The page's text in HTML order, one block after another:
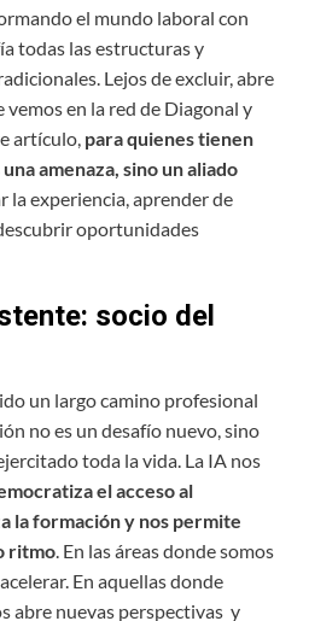
el mundo laboral con
todas las estructuras y
Lejos de excluir, abre
vemos en la red de Diagonal y
artículo, para quienes tienen
amenaza, sino un aliado
la experiencia, aprender de
oportunidades
socio del
un largo camino profesional
no es un desafío nuevo, sino
toda la vida. La IA nos
el acceso al
la formación y nos permite
ritmo. En las áreas donde somos
En aquellas donde
abre nuevas perspectivas y